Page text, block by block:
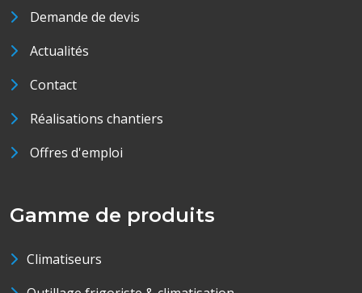
Demande de devis
Actualités
Contact
Réalisations chantiers
Offres d'emploi
Gamme de produits
Climatiseurs